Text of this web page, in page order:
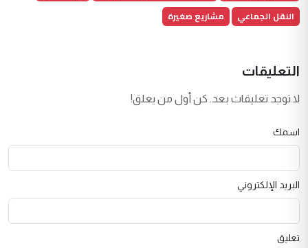
النقل الجماعي
مشاريع صغيرة
التعليقات
لا توجد تعليقات بعد. كن أول من يعلق!
اسمك
البريد الإلكتروني
تعليق